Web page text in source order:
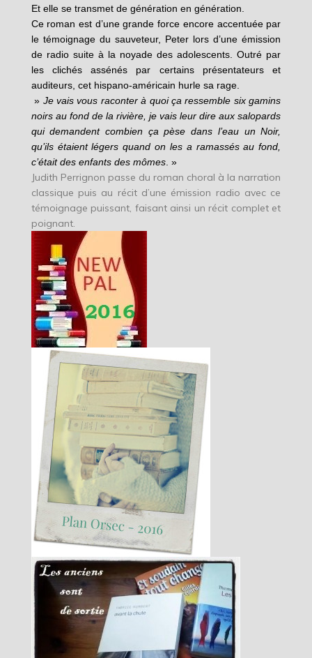
Et elle se transmet de génération en génération.
Ce roman est d’une grande force encore accentuée par
le témoignage du sauveteur, Peter lors d’une émission
de radio suite à la noyade des adolescents. Outré par
les clichés assénés par certains présentateurs et
auditeurs, cet hispano-américain hurle sa rage.
» Je vais vous raconter à quoi ça ressemble six gamins
noirs au fond de la rivière, je vais leur dire aux salopards
qui demandent combien ça pèse dans l’eau un Noir,
qu’ils étaient légers quand on les a ramassés au fond,
c’était des enfants des mômes. »
Judith Perrignon passe du roman choral à la narration
classique puis au récit d’une émission radio avec ce
témoignage puissant, faisant ainsi un récit complet et
poignant.